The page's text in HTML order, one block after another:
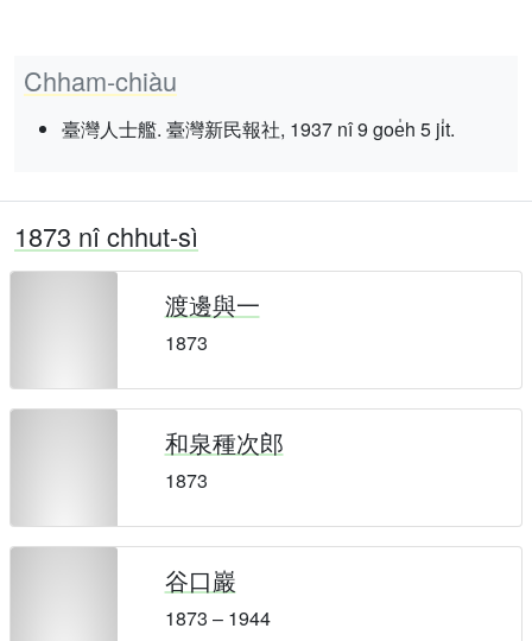
Chham-chiàu
臺灣人士艦. 臺灣新民報社, 1937 nî 9 goe̍h 5 ji̍t.
1873 nî chhut-sì
渡邊與一
1873
和泉種次郎
1873
谷口巖
1873 – 1944